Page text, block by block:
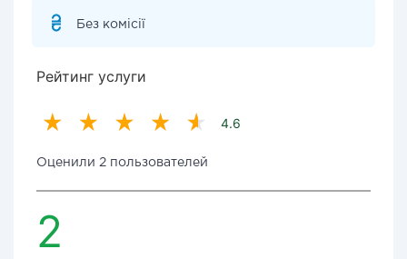
Без комісії
Рейтинг услуги
4.6
Оценили 2 пользователей
2